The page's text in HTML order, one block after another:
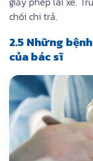
chối chi trả.
2.5 Những
của bác sĩ